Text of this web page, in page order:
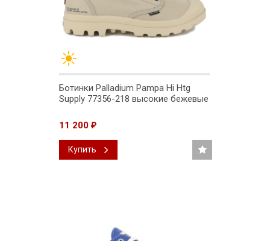
Ботинки Palladium Pampa Hi Htg
Supply 77356-218 высокие бежевые
11 200 ₽
Купить